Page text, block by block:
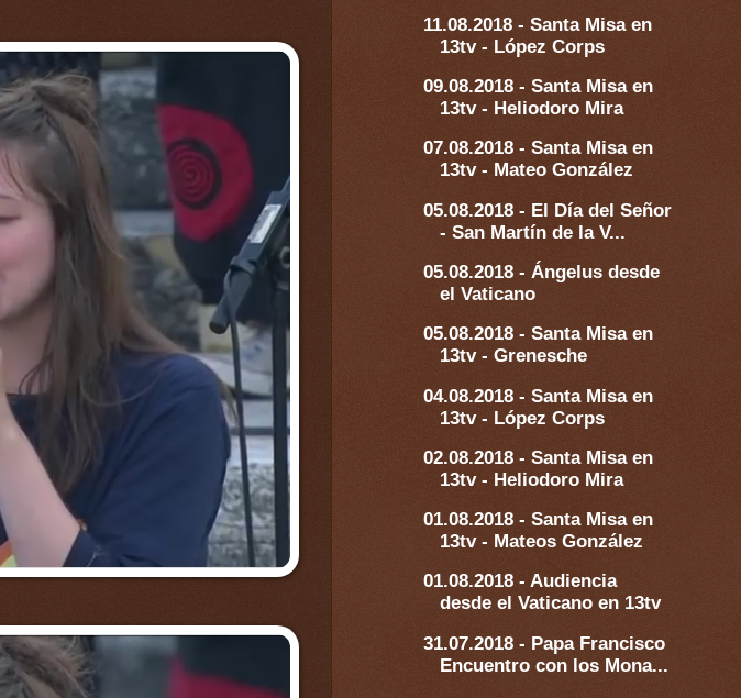
11.08.2018 - Santa Misa en
13tv - López Corps
09.08.2018 - Santa Misa en
13tv - Heliodoro Mira
07.08.2018 - Santa Misa en
13tv - Mateo González
05.08.2018 - El Día del Señor
- San Martín de la V...
05.08.2018 - Ángelus desde
el Vaticano
05.08.2018 - Santa Misa en
13tv - Grenesche
04.08.2018 - Santa Misa en
13tv - López Corps
02.08.2018 - Santa Misa en
13tv - Heliodoro Mira
01.08.2018 - Santa Misa en
13tv - Mateos González
01.08.2018 - Audiencia
desde el Vaticano en 13tv
31.07.2018 - Papa Francisco
Encuentro con los Mona...